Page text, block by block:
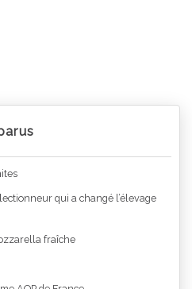
qui a changé l’élevage
fraîche